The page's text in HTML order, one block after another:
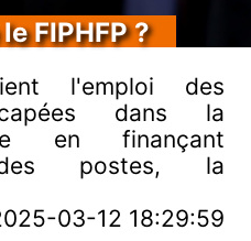
FIPHFP ?
l'emploi des
dans la
en finançant
des postes, la
03-12 18:29:59